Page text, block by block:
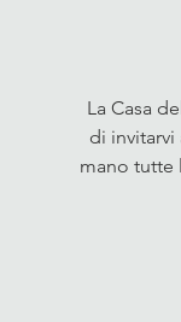
La Casa
di
mano tutte